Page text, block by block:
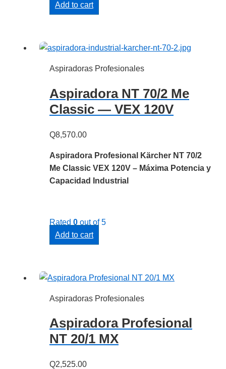
Add to cart
Aspiradoras Profesionales
Aspiradora NT 70/2 Me
Classic — VEX 120V
Q8,570.00
Aspiradora Profesional Kärcher NT 70/2
Me Classic VEX 120V – Máxima Potencia y
Capacidad Industrial
Rated 0 out of 5
Add to cart
Aspiradoras Profesionales
Aspiradora Profesional
NT 20/1 MX
Q2,525.00